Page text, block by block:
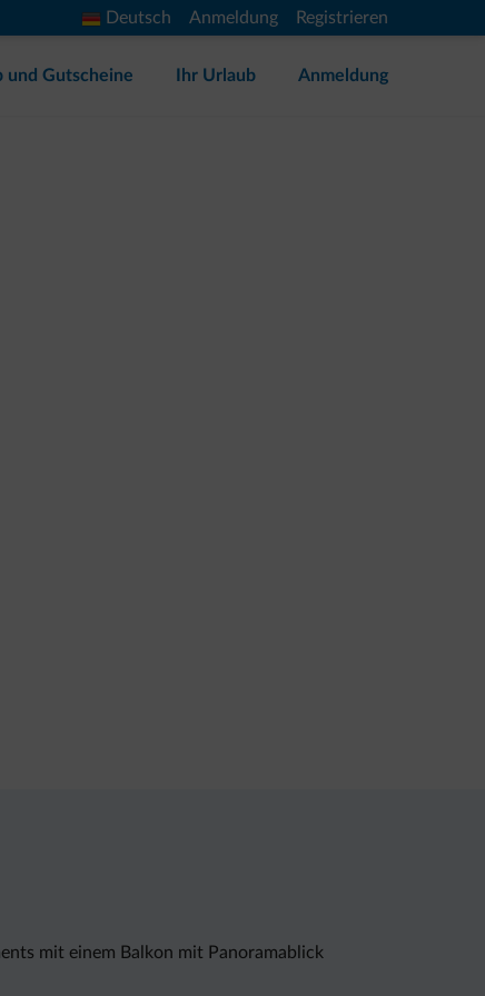
Deutsch Anmeldung Registrieren
und Gutscheine Ihr Urlaub Anmeldung
mit einem Balkon mit Panoramablick